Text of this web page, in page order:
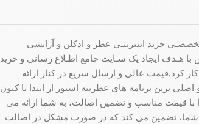
خرید اینترنتـی عطر و ادکلن و آرایشی
سابقه فروش با هـدف ایجاد یک سـایت جامع اطـلاع رسانی و خرید
کرد.قیمت عالی و ارسال سریع در کنار ارائه
ترین برنامه های عطرینه استور از ابتدا تا کنون
با قیمت مناسب و تضمین اصالت، به شما ارائه می
شما، تضمین می کند که در صورت مشکل در اصالت